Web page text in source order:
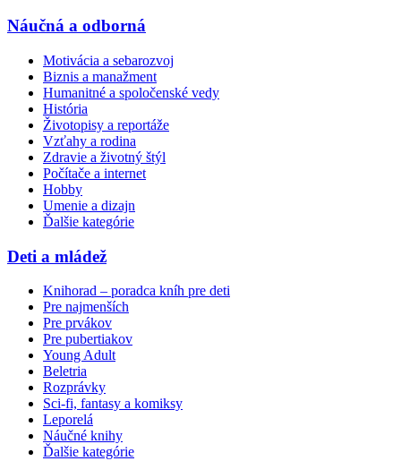
Náučná a odborná
Motivácia a sebarozvoj
Biznis a manažment
Humanitné a spoločenské vedy
História
Životopisy a reportáže
Vzťahy a rodina
Zdravie a životný štýl
Počítače a internet
Hobby
Umenie a dizajn
Ďalšie kategórie
Deti a mládež
Knihorad – poradca kníh pre deti
Pre najmenších
Pre prvákov
Pre pubertiakov
Young Adult
Beletria
Rozprávky
Sci-fi, fantasy a komiksy
Leporelá
Náučné knihy
Ďalšie kategórie